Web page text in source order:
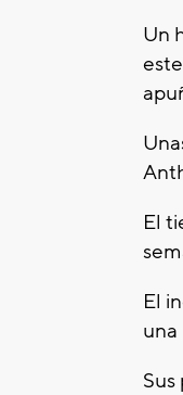
Un
El
El
una